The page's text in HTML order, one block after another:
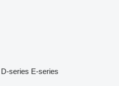
D-series E-series